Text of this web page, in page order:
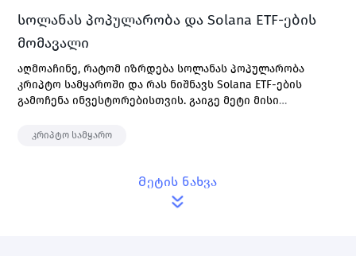
სოლანას პოპულარობა და Solana ETF-ების
მომავალი
აღმოაჩინე, რატომ იზრდება სოლანას პოპულარობა
კრიპტო სამყაროში და რას ნიშნავს Solana ETF-ების
გამოჩენა ინვესტორებისთვის. გაიგე მეტი მისი
კრიპტო სამყარო
Მეტის ნახვა